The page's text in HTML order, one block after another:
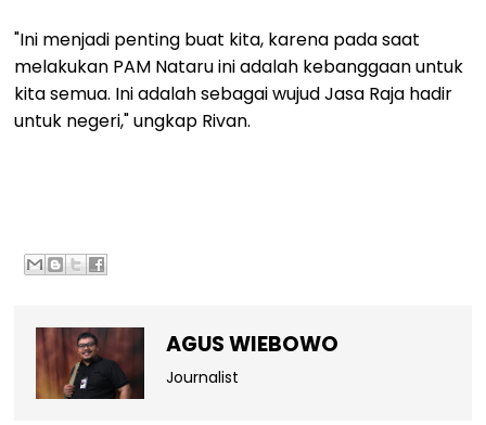
"Ini menjadi penting buat kita, karena pada saat
melakukan PAM Nataru ini adalah kebanggaan untuk
kita semua. Ini adalah sebagai wujud Jasa Raja hadir
untuk negeri," ungkap Rivan.
AGUS WIEBOWO
Journalist